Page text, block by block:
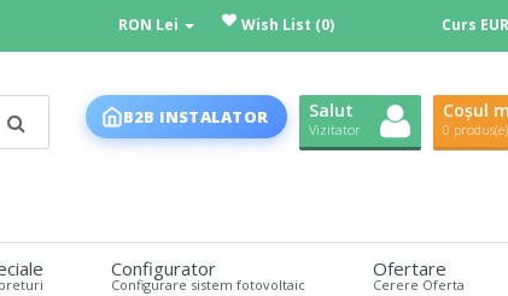
RON Lei Wish List (0) Curs
B2B INSTALATOR Salut
Vizitator
Coșul
0
Configurator
Configurare sistem fotovoltaic
Ofertare
Cerere Oferta